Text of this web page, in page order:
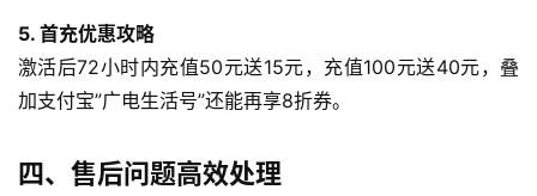
更
多
面
5. 首充优惠攻略
激活后72小时内充值50元送15元，充值100元送40元，叠
加支付宝”广电生活号”还能再享8折券。
四、售后问题高效处理